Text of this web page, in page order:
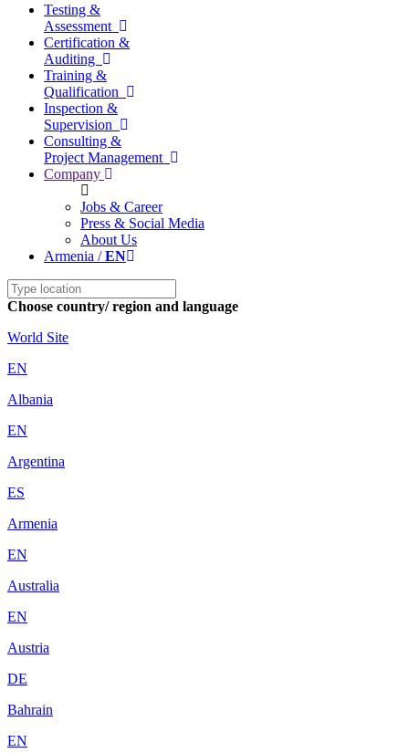
Testing &
Assessment
Certification &
Auditing
Training &
Qualification
Inspection &
Supervision
Consulting &
Project Management
Company
Jobs & Career
Press & Social Media
About Us
Armenia /EN
Choose country/ region and language
World Site
EN
Albania
EN
Argentina
ES
Armenia
EN
Australia
EN
Austria
DE
Bahrain
EN